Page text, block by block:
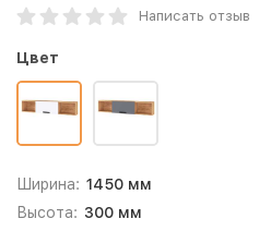
Написать отзыв
Цвет
Ширина: 1450 мм
Высота: 300 мм